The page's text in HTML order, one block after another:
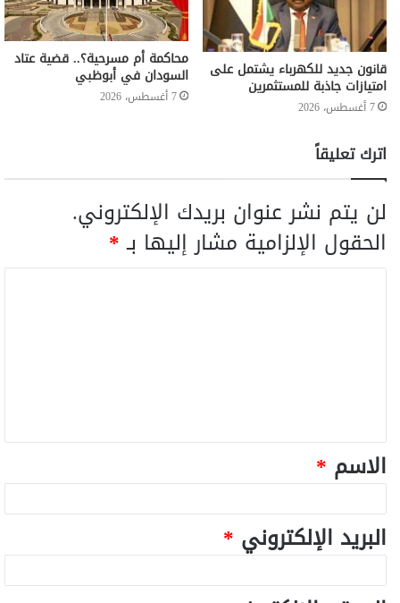
قانون جديد للكهرباء يشتمل على
امتيازات جاذبة للمستثمرين
7 أغسطس، 2026
محاكمة أم مسرحية؟.. قضية عتاد
السودان في أبوظبي
7 أغسطس، 2026
اترك تعليقاً
لن يتم نشر عنوان بريدك الإلكتروني.
الحقول الإلزامية مشار إليها بـ*
الاسم *
البريد الإلكتروني *